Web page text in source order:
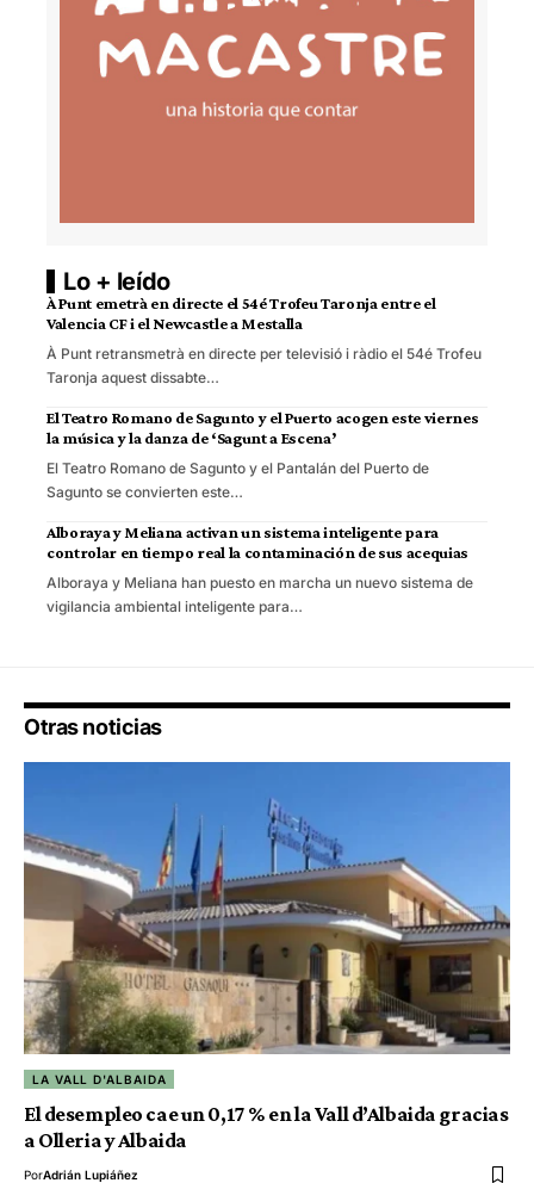
Lo + leído
À Punt emetrà en directe el 54é Trofeu Taronja entre el
Valencia CF i el Newcastle a Mestalla
À Punt retransmetrà en directe per televisió i ràdio el 54é Trofeu
Taronja aquest dissabte…
El Teatro Romano de Sagunto y el Puerto acogen este viernes
la música y la danza de ‘Sagunt a Escena’
El Teatro Romano de Sagunto y el Pantalán del Puerto de
Sagunto se convierten este…
Alboraya y Meliana activan un sistema inteligente para
controlar en tiempo real la contaminación de sus acequias
Alboraya y Meliana han puesto en marcha un nuevo sistema de
vigilancia ambiental inteligente para…
Otras noticias
LA VALL D'ALBAIDA
El desempleo cae un 0,17 % en la Vall d’Albaida gracias
a Olleria y Albaida
PorAdrián Lupiáñez